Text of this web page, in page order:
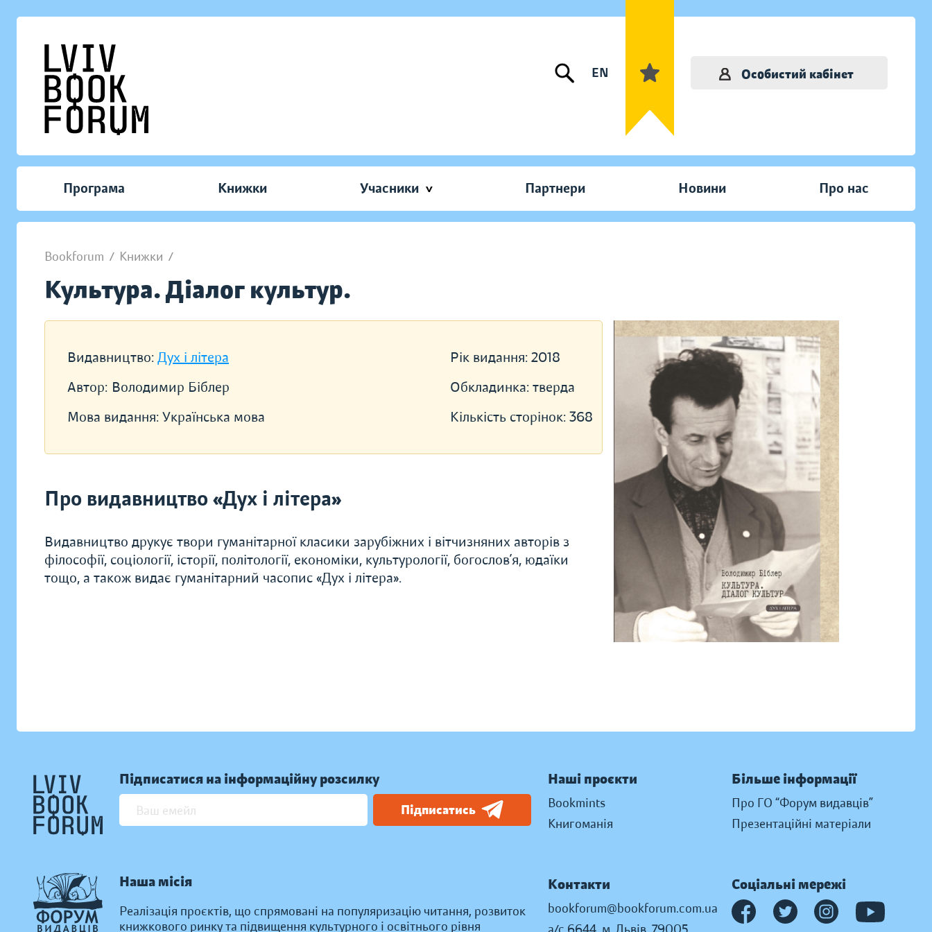
EN Особистий кабінет
Програма Книжки Учасники Партнери Новини Про нас
Bookforum / Книжки /
Культура. Діалог культур.
Видавництво: Дух і літера
Автор: Володимир Біблер
Мова видання: Українська мова
Рік видання: 2018
Обкладинка: тверда
Кількість сторінок: 368
Про видавництво «Дух і літера»
Видавництво друкує твори гуманітарної класики зарубіжних і вітчизняних авторів з
філософії, соціології, історії, політології, економіки, культурології, богослов’я, юдаїки
тощо, а також видає гуманітарний часопис «Дух і літера».
Підписатися на інформаційну розсилку
Підписатись
Наша місія
Реалізація проєктів, що спрямовані на популяризацію читання, розвиток
книжкового ринку та підвищення культурного і освітнього рівня
Наші проєкти
Bookmints
Книгоманія
Більше інформації
Про ГО “Форум видавців”
Презентаційні матеріали
Контакти
bookforum@bookforum.com.ua
Соціальні мережі